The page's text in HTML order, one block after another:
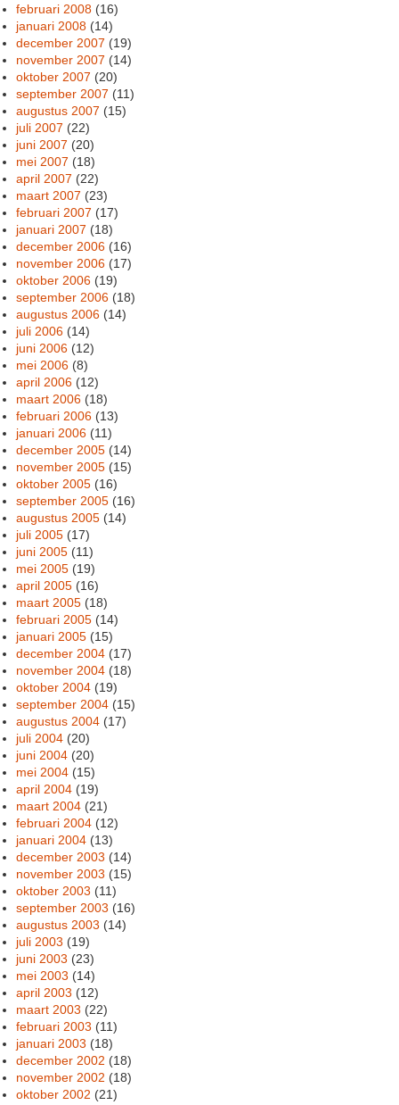
februari 2008 (16)
januari 2008 (14)
december 2007 (19)
november 2007 (14)
oktober 2007 (20)
september 2007 (11)
augustus 2007 (15)
juli 2007 (22)
juni 2007 (20)
mei 2007 (18)
april 2007 (22)
maart 2007 (23)
februari 2007 (17)
januari 2007 (18)
december 2006 (16)
november 2006 (17)
oktober 2006 (19)
september 2006 (18)
augustus 2006 (14)
juli 2006 (14)
juni 2006 (12)
mei 2006 (8)
april 2006 (12)
maart 2006 (18)
februari 2006 (13)
januari 2006 (11)
december 2005 (14)
november 2005 (15)
oktober 2005 (16)
september 2005 (16)
augustus 2005 (14)
juli 2005 (17)
juni 2005 (11)
mei 2005 (19)
april 2005 (16)
maart 2005 (18)
februari 2005 (14)
januari 2005 (15)
december 2004 (17)
november 2004 (18)
oktober 2004 (19)
september 2004 (15)
augustus 2004 (17)
juli 2004 (20)
juni 2004 (20)
mei 2004 (15)
april 2004 (19)
maart 2004 (21)
februari 2004 (12)
januari 2004 (13)
december 2003 (14)
november 2003 (15)
oktober 2003 (11)
september 2003 (16)
augustus 2003 (14)
juli 2003 (19)
juni 2003 (23)
mei 2003 (14)
april 2003 (12)
maart 2003 (22)
februari 2003 (11)
januari 2003 (18)
december 2002 (18)
november 2002 (18)
oktober 2002 (21)